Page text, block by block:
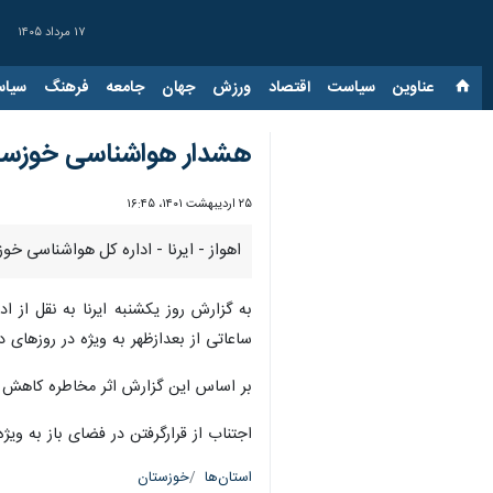
۱۷ مرداد ۱۴۰۵
عناوین‌ سیاست اقتصاد ورزش جهان جامعه فرهنگ
هشدار هواشناسی
۲۵ اردیبهشت ۱۴۰۱، ۱۶:۴۵